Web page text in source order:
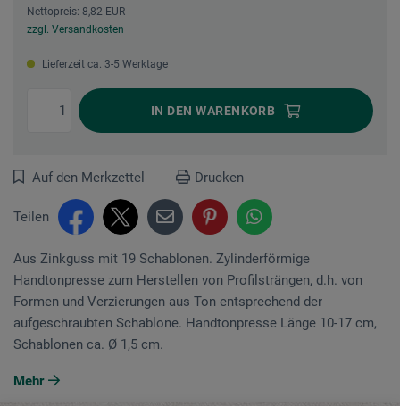
Nettopreis: 8,82 EUR
zzgl. Versandkosten
Lieferzeit ca. 3-5 Werktage
IN DEN WARENKORB
Auf den Merkzettel Drucken
Teilen
Aus Zinkguss mit 19 Schablonen. Zylinderförmige
Handtonpresse zum Her­stellen von Profilsträngen, d.h. von
Formen und Verzierungen aus Ton entsprechend der
aufgeschraubten Schablone. Handtonpresse Länge 10-17 cm,
Schablonen ca. Ø 1,5 cm.
Mehr